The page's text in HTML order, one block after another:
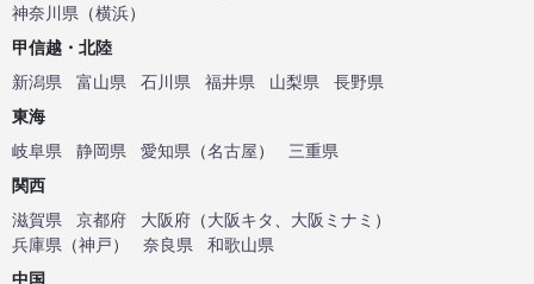
神奈川県 （横浜）
甲信越・北陸
新潟県
富山県 石川県 福井県 山梨県
長野県
東海
岐阜県
静岡県 愛知県 （名古屋）
三重県
関西
滋賀県
京都府 大阪府 （大阪キタ 大阪ミナミ ）
兵庫県 （神戸） 奈良県
和歌山県
中国